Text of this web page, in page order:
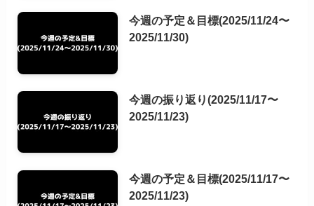
今週の予定＆目標(2025/11/24〜
2025/11/30)
今週の振り返り(2025/11/17〜
2025/11/23)
今週の予定＆目標(2025/11/17〜
2025/11/23)